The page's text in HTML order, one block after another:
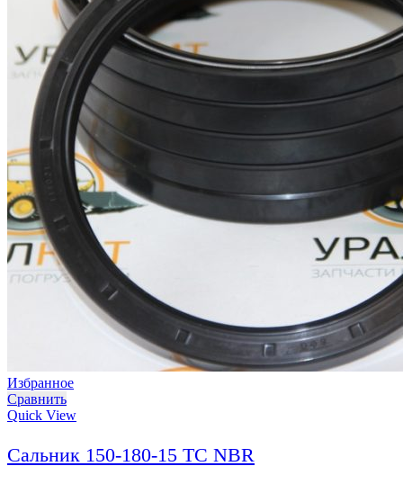
Избранное
Сравнить
Quick View
Сальник 150-180-15 TC NBR